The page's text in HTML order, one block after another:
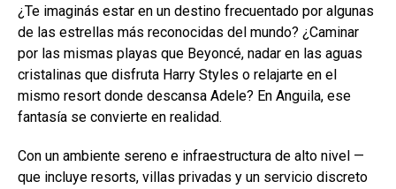
¿Te imaginás estar en un destino frecuentado por algunas
de las estrellas más reconocidas del mundo? ¿Caminar
por las mismas playas que Beyoncé, nadar en las aguas
cristalinas que disfruta Harry Styles o relajarte en el
mismo resort donde descansa Adele? En Anguila, ese
fantasía se convierte en realidad.
Con un ambiente sereno e infraestructura de alto nivel —
que incluye resorts, villas privadas y un servicio discreto